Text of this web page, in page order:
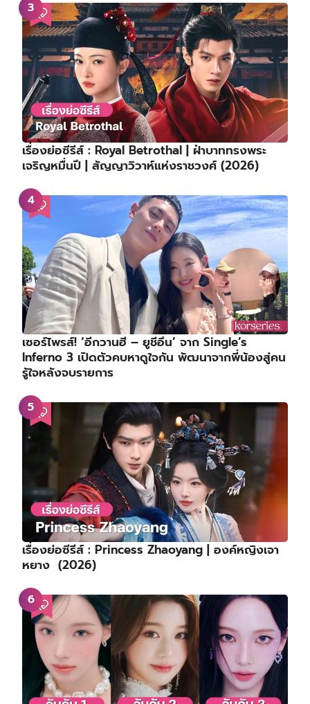
เรื่องย่อซีรีส์ : Royal Betrothal | ฝ่าบาททรงพระ
เจริญหมื่นปี | สัญญาวิวาห์แห่งราชวงศ์ (2026)
เซอร์ไพรส์! ‘อีกวานฮี – ยูชีอึน’ จาก Single’s
Inferno 3 เปิดตัวคบหาดูใจกัน พัฒนาจากพี่น้องสู่คน
รู้ใจหลังจบรายการ
เรื่องย่อซีรีส์ : Princess Zhaoyang | องค์หญิงเจา
หยาง (2026)